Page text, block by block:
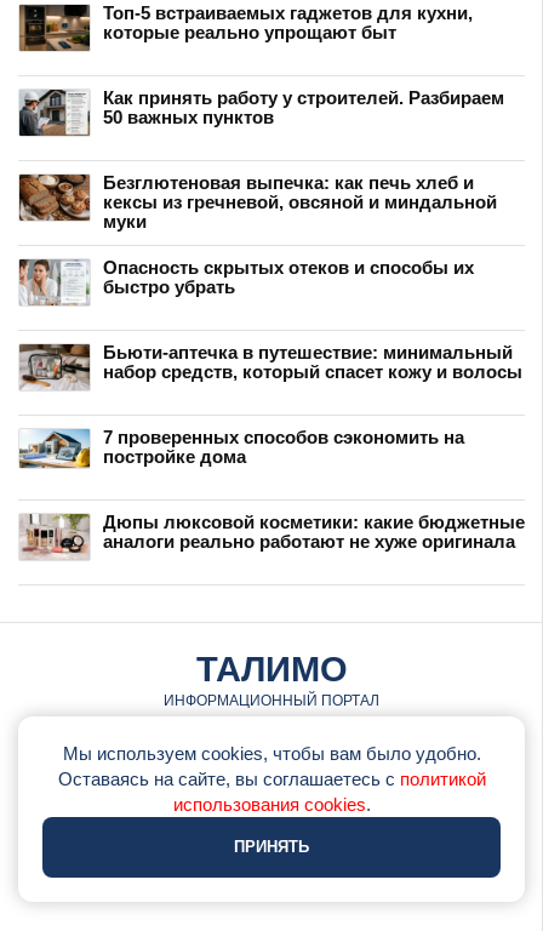
Топ-5 встраиваемых гаджетов для кухни,
которые реально упрощают быт
Как принять работу у строителей. Разбираем
50 важных пунктов
Безглютеновая выпечка: как печь хлеб и
кексы из гречневой, овсяной и миндальной
муки
Опасность скрытых отеков и способы их
быстро убрать
Бьюти-аптечка в путешествие: минимальный
набор средств, который спасет кожу и волосы
7 проверенных способов сэкономить на
постройке дома
Дюпы люксовой косметики: какие бюджетные
аналоги реально работают не хуже оригинала
ТАЛИМО
ИНФОРМАЦИОННЫЙ ПОРТАЛ
Обратная связь
Политика использования cookie
Политика конфеденциальности
Мы используем cookies, чтобы вам было удобно.
Оставаясь на сайте, вы соглашаетесь с политикой
использования cookies.
ПРИНЯТЬ